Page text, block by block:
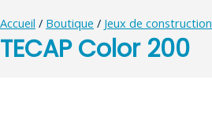
Accueil / Boutique / Jeux de construction
TECAP Color 200